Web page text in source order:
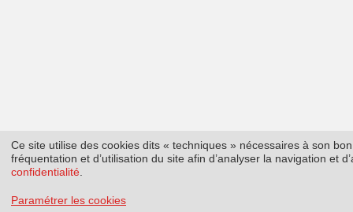
Ce site utilise des cookies dits « techniques » nécessaires à son
fréquentation et d’utilisation du site afin d’analyser la navigation et
confidentialité
Paramétrer les cookies